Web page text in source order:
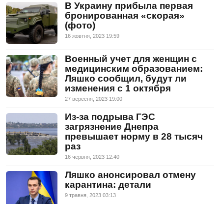
В Украину прибыла первая
бронированная «скорая»
(фото)
16 жовтня, 2023 19:59
Военный учет для женщин с
медицинским образованием:
Ляшко сообщил, будут ли
изменения с 1 октября
27 вересня, 2023 19:00
Из-за подрыва ГЭС
загрязнение Днепра
превышает норму в 28 тысяч
раз
16 червня, 2023 12:40
Ляшко анонсировал отмену
карантина: детали
9 травня, 2023 03:13